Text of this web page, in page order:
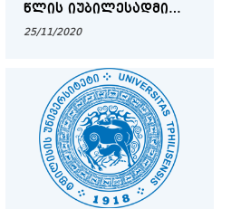
ᲬᲚᲘᲡ ᲘᲣᲑᲘᲚᲔᲡᲐᲓᲛᲘ
ᲛᲘᲫᲦᲕᲜᲘᲚᲘ
ᲙᲝᲜᲤᲔᲠᲔᲜᲪᲘᲐ
25/11/2020